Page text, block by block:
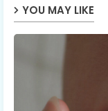
YOU MAY LIKE